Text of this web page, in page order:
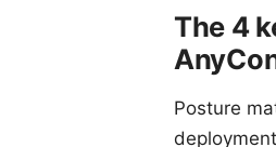
The 4
Posture